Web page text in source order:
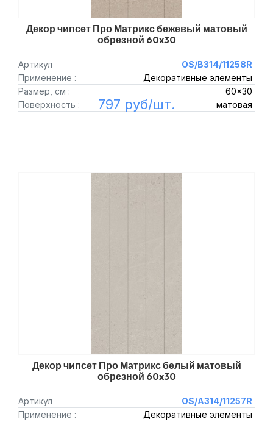
Декор чипсет Про Матрикс бежевый матовый
обрезной 60x30
Артикул
OS/B314/11258R
Применение :
Декоративные элементы
Размер, см :
60x30
Поверхность :
матовая
797 руб/шт.
Декор чипсет Про Матрикс белый матовый
обрезной 60x30
Артикул
OS/A314/11257R
Применение :
Декоративные элементы